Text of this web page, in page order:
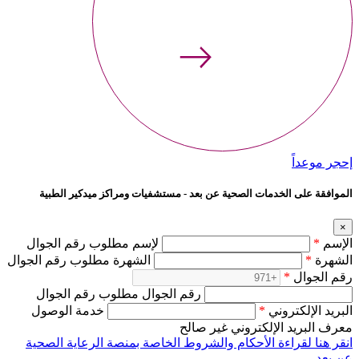
إحجر موعداً
الموافقة على الخدمات الصحية عن بعد - مستشفيات ومراكز ميدكير الطبية
×
الإسم *
لإسم مطلوب رقم الجوال
الشهرة *
الشهرة مطلوب رقم الجوال
رقم الجوال *
رقم الجوال مطلوب رقم الجوال
البريد الإلكتروني *
خدمة الوصول
معرف البريد الإلكتروني غير صالح
انقر هنا لقراءة الأحكام والشروط الخاصة بمنصة الرعاية الصحية